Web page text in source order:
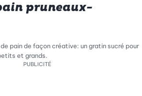
pruneaux-
pain de façon créative: un gratin sucré pour
et grands.
PUBLICITÉ